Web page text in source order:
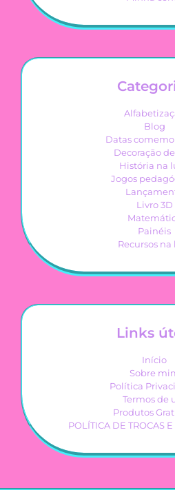
Blog
Datas
Decoração
História na
Jogos
Livro 3D
Painéis
Recursos na
Links
Início
Sobre
Política
Termos de
Produtos
POLÍTICA DE TROCAS